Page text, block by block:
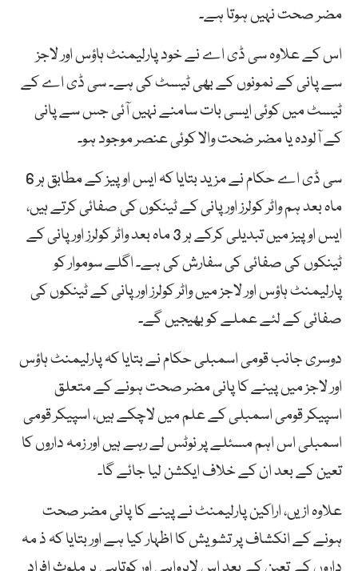
مضر صحت نہیں ہوتا ہے۔
اس کے علاوہ سی ڈی اے نے خود پارلیمنٹ ہاؤس اور لاجز
سے پانی کے نمونوں کے بھی ٹیسٹ کی ہے۔ سی ڈی اے کے
ٹیسٹ میں کوئی ایسی بات سامنے نہیں آئی جس سے پانی
کے آلودہ یا مضر ضحت والا کوئی عنصر موجود ہو۔
سی ڈی اے حکام نے مزید بتایا کہ ایس او پیز کے مطابق ہر 6
ماہ بعد ہم واٹر کولرز اور پانی کے ٹینکوں کی صفائی کرتے ہیں،
ایس او پیز میں تبدیلی کرکے ہر 3 ماہ بعد واٹر کولرز اور پانی کے
ٹینکوں کی صفائی کی سفارش کی ہے۔ اگلے سوموار کو
پارلیمنٹ ہاؤس اور لاجز میں واٹر کولرز اور پانی کے ٹینکوں کی
صفائی کے لئے عملے کو بھیجیں گے۔
دوسری جانب قومی اسمبلی حکام نے بتایا کہ پارلیمنٹ ہاؤس
اور لاجز میں پینے کا پانی مضر صحت ہونے کے متعلق
اسپیکر قومی اسمبلی کے علم میں لاچکے ہیں، اسپیکر قومی
اسمبلی اس اہم مسئلے پر نوٹس لے رہے ہیں اور زمہ داروں کا
تعین کے بعد ان کے خلاف ایکشن لیا جائے گا۔
علاوہ ازیں، اراکین پارلیمنٹ نے پینے کا پانی مضر صحت
ہونے کے انکشاف پر تشویش کا اظہار کیا ہے اور بتایا کہ ذ مہ